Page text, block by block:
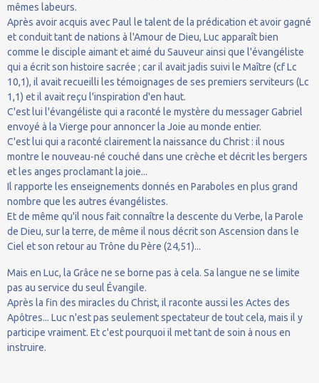
mêmes labeurs.
Après avoir acquis avec Paul le talent de la prédication et avoir gagné
et conduit tant de nations à l'Amour de Dieu, Luc apparaît bien
comme le disciple aimant et aimé du Sauveur ainsi que l'évangéliste
qui a écrit son histoire sacrée ; car il avait jadis suivi le Maître (cf Lc
10,1), il avait recueilli les témoignages de ses premiers serviteurs (Lc
1,1) et il avait reçu l'inspiration d'en haut.
C'est lui l'évangéliste qui a raconté le mystère du messager Gabriel
envoyé à la Vierge pour annoncer la Joie au monde entier.
C'est lui qui a raconté clairement la naissance du Christ : il nous
montre le nouveau-né couché dans une crèche et décrit les bergers
et les anges proclamant la joie...
Il rapporte les enseignements donnés en Paraboles en plus grand
nombre que les autres évangélistes.
Et de même qu'il nous fait connaître la descente du Verbe, la Parole
de Dieu, sur la terre, de même il nous décrit son Ascension dans le
Ciel et son retour au Trône du Père (24,51)...
Mais en Luc, la Grâce ne se borne pas à cela. Sa langue ne se limite
pas au service du seul Évangile.
Après la fin des miracles du Christ, il raconte aussi les Actes des
Apôtres... Luc n'est pas seulement spectateur de tout cela, mais il y
participe vraiment. Et c'est pourquoi il met tant de soin à nous en
instruire.